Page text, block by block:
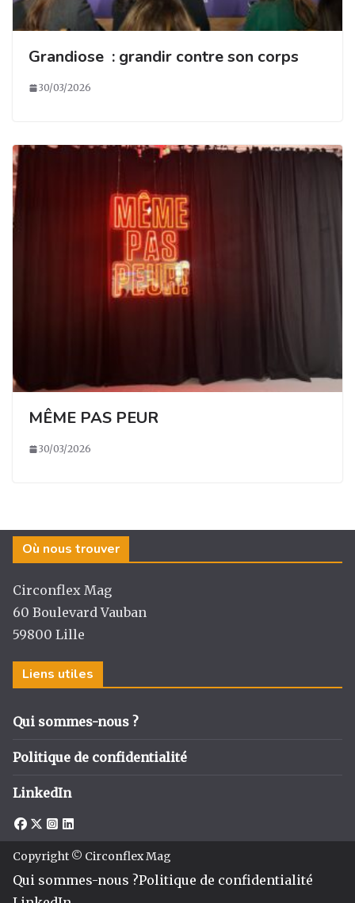
Grandiose : grandir contre son corps
30/03/2026
MÊME PAS PEUR
30/03/2026
Où nous trouver
Circonflex Mag
60 Boulevard Vauban
59800 Lille
Liens utiles
Qui sommes-nous ?
Politique de confidentialité
LinkedIn
Copyright © Circonflex Mag
Qui sommes-nous ?Politique de confidentialité